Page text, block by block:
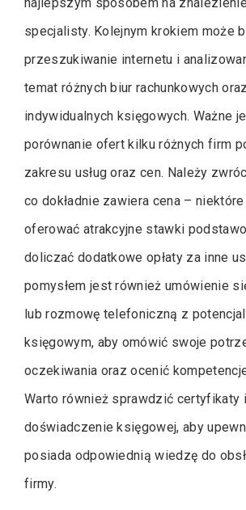
specjalisty. Kolejnym krokiem może
przeszukiwanie internetu i
temat różnych biur rachunkowych oraz
indywidualnych księgowych. Ważne
porównanie ofert kilku różnych firm
zakresu usług oraz cen. Należy
co dokładnie zawiera cena –
oferować atrakcyjne stawki
doliczać dodatkowe opłaty za inne
pomysłem jest również umówienie
lub rozmowę telefoniczną z
księgowym, aby omówić swoje
oczekiwania oraz ocenić
Warto również sprawdzić certyfikaty i
doświadczenie księgowej, aby
posiada odpowiednią wiedzę do
firmy.